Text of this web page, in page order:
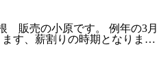
販売の小原です。 例年の3月
ます、薪割りの時期となりま…